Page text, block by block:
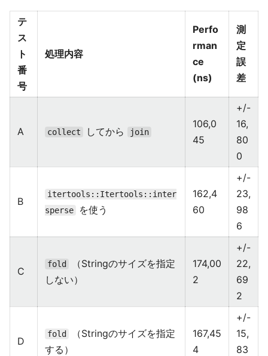
テ
ス
ト
番
号
処理内容
Perfo
rman
ce
(ns)
測
定
誤
差
A collect してから join
106,0
45
+/-
16,
80
0
B
itertools::Itertools::inter
sperse
を使う
162,4
60
+/-
23,
98
6
C
fold
（Stringのサイズを指定
しない）
174,00
2
+/-
22,
69
2
D
fold
（Stringのサイズを指定
する）
167,45
4
+/-
15,
83